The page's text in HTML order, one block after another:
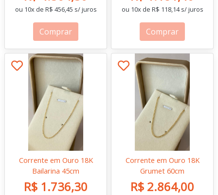
ou 10x de R$ 456,45 s/ juros
Comprar
ou 10x de R$ 118,14 s/ juros
Comprar
Corrente em Ouro 18K
Bailarina 45cm
R$ 1.736,30
Corrente em Ouro 18K
Grumet 60cm
R$ 2.864,00